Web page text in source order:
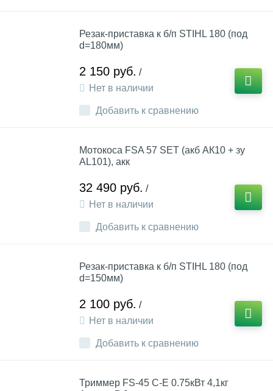
Резак-приставка к б/п STIHL 180 (под
d=180мм)
2 150 руб. /
Нет в наличии
Добавить к сравнению
Мотокоса FSA 57 SET (акб АК10 + зу
AL101), акк
32 490 руб. /
Нет в наличии
Добавить к сравнению
Резак-приставка к б/п STIHL 180 (под
d=150мм)
2 100 руб. /
Нет в наличии
Добавить к сравнению
Триммер FS-45 C-Е 0.75кВт 4,1кг